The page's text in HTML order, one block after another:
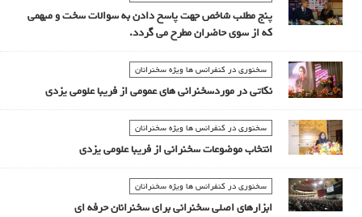
پنج مطلب شاخص جهت پاسخ دادن به سوالات سخت و مبهمی
که از سوی حاضران مطرح می گردد.
سخنوری در کنفرانس ها ويژه سخنرانان
نکاتی در موردسخنرانی های عمومی از فریبا علومی یزدی
سخنوری در کنفرانس ها ويژه سخنرانان
انتخاب موضوعات سخنرانی از فریبا علومی یزدی
سخنوری در کنفرانس ها ويژه سخنرانان
ابزارهای اصلی سخنرانی برای سخنرانان حرفه ای